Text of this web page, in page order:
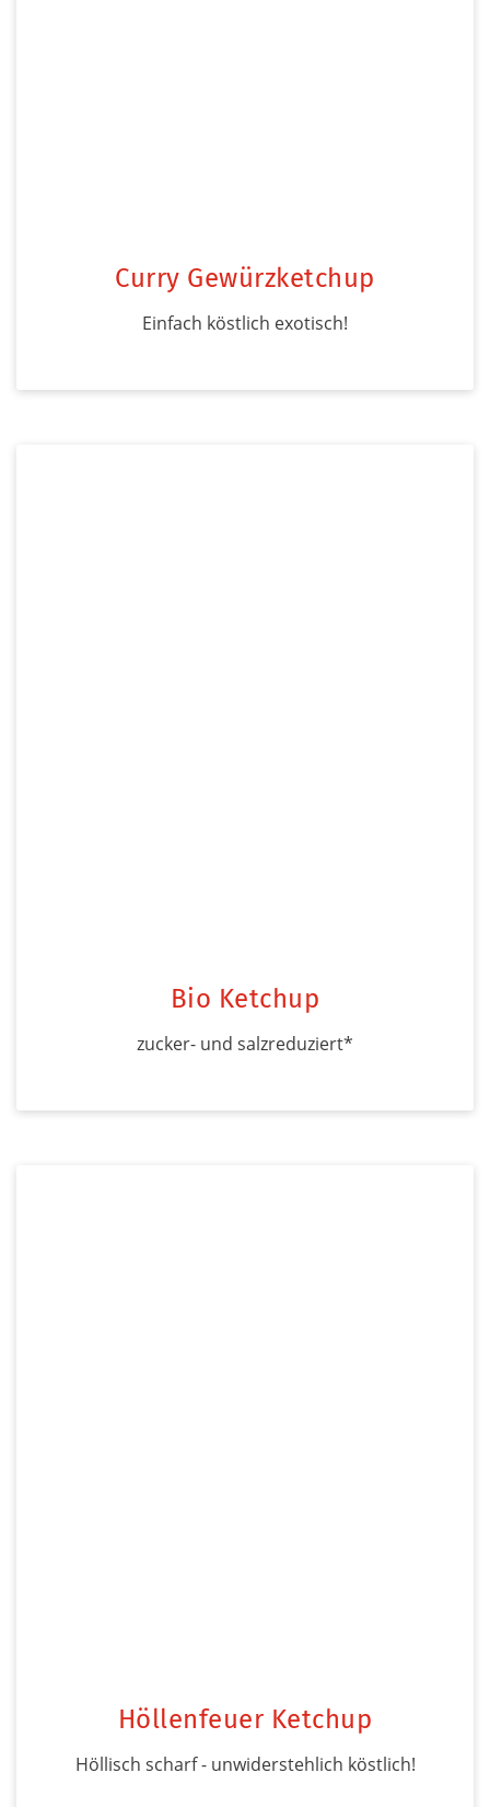
Curry Gewürzketchup
Einfach köstlich exotisch!
Bio Ketchup
zucker- und salzreduziert*
Höllenfeuer Ketchup
Höllisch scharf - unwiderstehlich köstlich!